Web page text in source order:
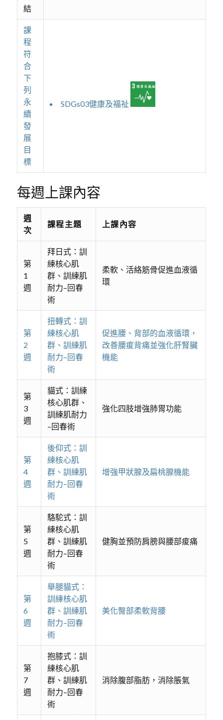
結
課
程
符
合
下
列
永
續
發
展
目
標
SDGs03健康及福祉
每週上課內容
週
次
課程主題 上課內容
第
1
週
拜日式：訓
練核心肌
群、訓練肌
耐力–回春
術
柔軟、活絡筋骨促進血液循
環
第
2
週
扭轉式：訓
練核心肌
群、訓練肌
耐力–回春
術
促進腰、背部的血液循環，
改善腰痠背痛並強化肝腎臟
機能
第
3
週
貓式：訓練
核心肌群、
訓練肌耐力
–回春術
強化四肢增強肺胃功能
第
4
週
後仰式：訓
練核心肌
群、訓練肌
耐力–回春
術
增強甲狀腺及扁桃腺機能
第
5
週
駱駝式：訓
練核心肌
群、訓練肌
耐力–回春
術
健胸並預防肩膀與腰部痠痛
第
6
週
舉腿貓式：
訓練核心肌
群、訓練肌
耐力–回春
術
美化臀部柔軟背腰
第
7
週
抱膝式：訓
練核心肌
群、訓練肌
耐力–回春
術
消除腹部脂肪，消除脹氣